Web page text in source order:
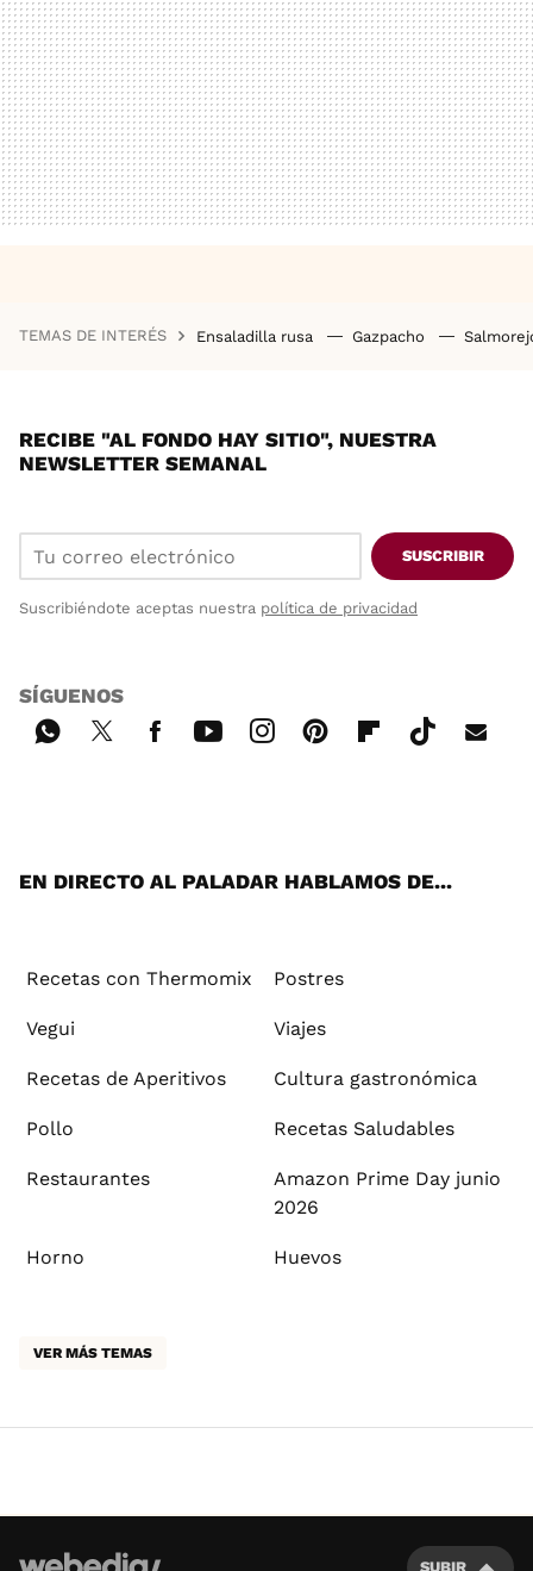
TEMAS DE INTERÉS Ensaladilla rusa Gazpacho
RECIBE "AL FONDO HAY SITIO", NUESTRA
NEWSLETTER SEMANAL
SUSCRIBIR
Suscribiéndote aceptas nuestra política de privacidad
SÍGUENOS
EN DIRECTO AL PALADAR HABLAMOS DE...
Recetas con Thermomix Postres
Vegui Viajes
Recetas de Aperitivos Cultura gastronómica
Pollo Recetas Saludables
Restaurantes
Amazon Prime Day junio
2026
Horno Huevos
VER MÁS TEMAS
SUBIR